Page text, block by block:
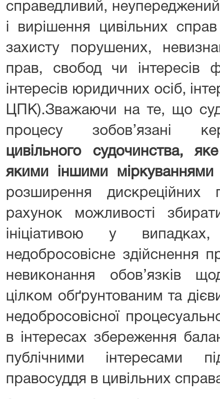
справедливий,
і вирішення цивільних
захисту порушених,
прав, свобод чи інтересів
інтересів юридичних осіб,
ЦПК).Зважаючи на те, що суд
процесу зобов’язані
цивільного судочинства,
якими іншими міркуваннями
розширення дискреційних
рахунок можливості
ініціативою у
недобросовісне здійснення
невиконання обов’язків
цілком обґрунтованим та
недобросовісної
в інтересах збереження
публічними інтересами
правосуддя в цивільних